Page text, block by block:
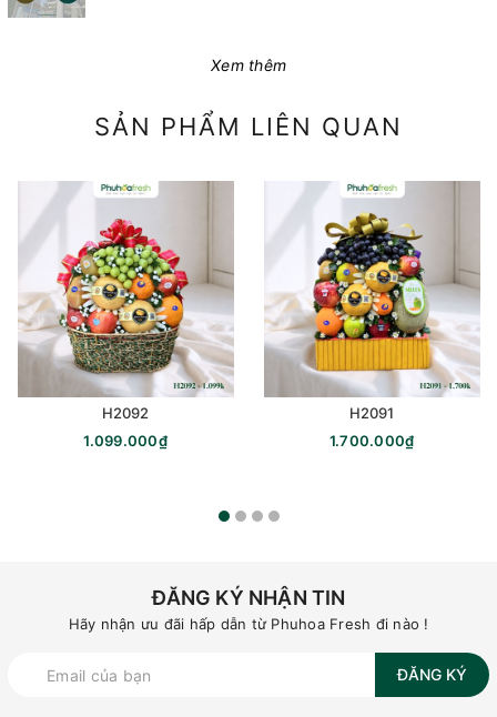
Xem thêm
SẢN PHẨM LIÊN QUAN
H2092
1.099.000₫
H2091
1.700.000₫
ĐĂNG KÝ NHẬN TIN
Hãy nhận ưu đãi hấp dẫn từ Phuhoa Fresh đi nào !
ĐĂNG KÝ